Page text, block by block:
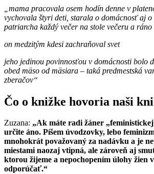
mama pracovala osem hodín denne v
vychovala štyri deti, starala o domácnosť aj
patriarcha každý večer na stole večeru a ráno
on medzitým kdesi zachraňoval svet
jeho jedinou povinnosťou v domácnosti bolo
obed mäso od mäsiara – taká predmestská
zberačov“
Čo o knižke hovoria naši
Zuzana: „Ak máte radi žáner
určite áno. Píšem úvodzovky, lebo
mnohokrát považovaný za nadávku a je
miestami naozaj vtipná, ale zároveň aj
ktorou žijeme a nepochopením úlohy žien
odporúčať.“